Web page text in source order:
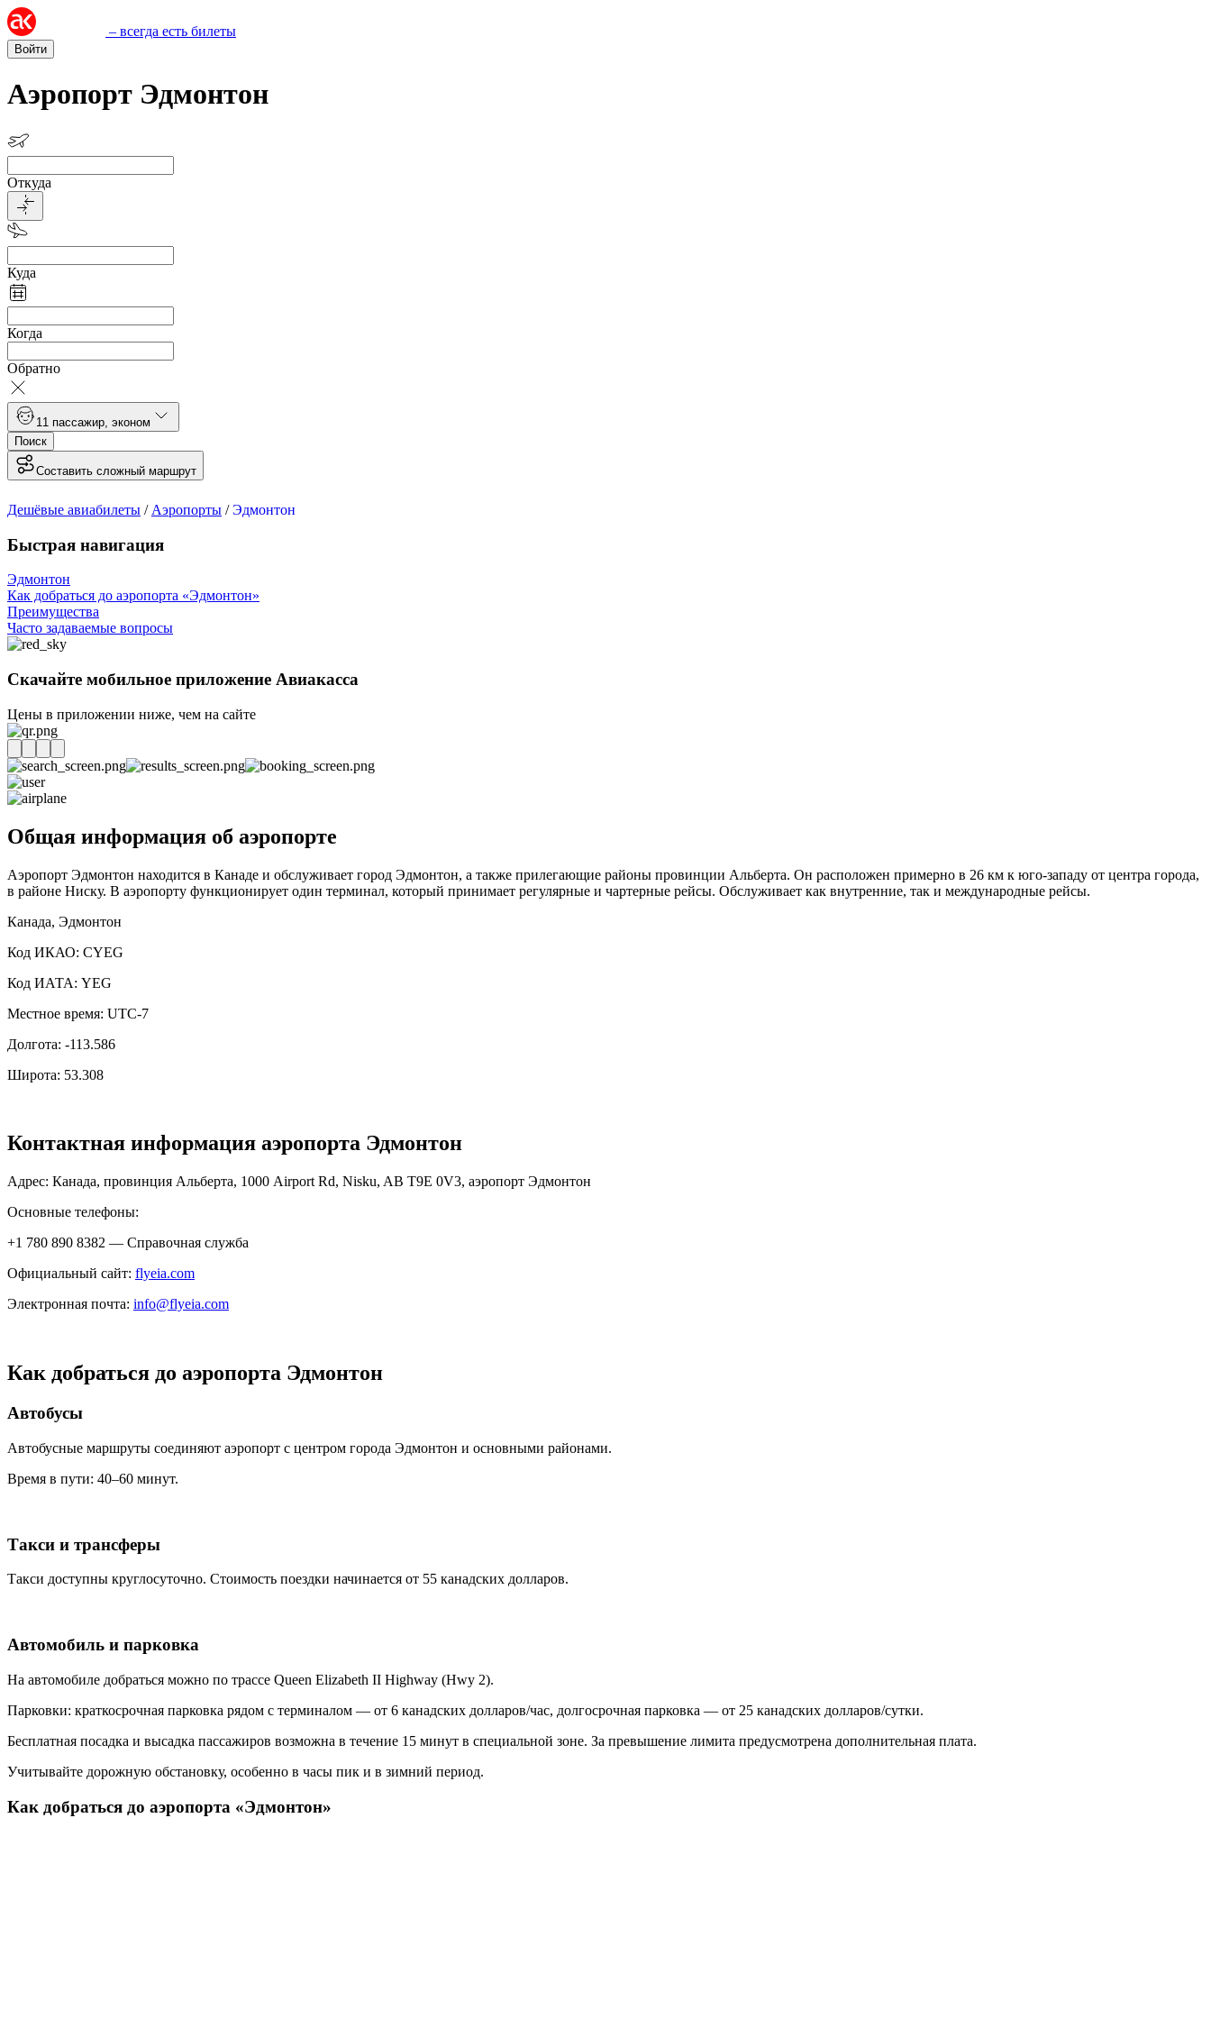
– всегда есть билеты
Войти
Аэропорт Эдмонтон
Откуда
Куда
Когда
Обратно
1 1 пассажир эконом
Поиск
Составить сложный маршрут
Дешёвые авиабилеты / Аэропорты /Эдмонтон
Быстрая навигация
Эдмонтон
Как добраться до аэропорта «Эдмонтон»
Преимущества
Часто задаваемые вопросы
Скачайте мобильное приложение Авиакасса
Цены в приложении ниже, чем на сайте
Общая информация об аэропорте
Аэропорт Эдмонтон находится в Канаде и обслуживает город Эдмонтон, а также прилегающие районы провинции Альберта. Он расположен примерно в 26 км к юго-западу от центра города,
в районе Ниску. В аэропорту функционирует один терминал, который принимает регулярные и чартерные рейсы. Обслуживает как внутренние, так и международные рейсы.
Канада, Эдмонтон
Код ИКАО: CYEG
Код ИАТА: YEG
Местное время: UTC-7
Долгота: -113.586
Широта: 53.308
Контактная информация аэропорта Эдмонтон
Адрес: Канада, провинция Альберта, 1000 Airport Rd, Nisku, AB T9E 0V3, аэропорт Эдмонтон
Основные телефоны:
+1 780 890 8382 — Справочная служба
Официальный сайт: flyeia.com
Электронная почта: info@flyeia.com
Как добраться до аэропорта Эдмонтон
Автобусы
Автобусные маршруты соединяют аэропорт с центром города Эдмонтон и основными районами.
Время в пути: 40–60 минут.
Такси и трансферы
Такси доступны круглосуточно. Стоимость поездки начинается от 55 канадских долларов.
Автомобиль и парковка
На автомобиле добраться можно по трассе Queen Elizabeth II Highway (Hwy 2).
Парковки: краткосрочная парковка рядом с терминалом — от 6 канадских долларов/час, долгосрочная парковка — от 25 канадских долларов/сутки.
Бесплатная посадка и высадка пассажиров возможна в течение 15 минут в специальной зоне. За превышение лимита предусмотрена дополнительная плата.
Учитывайте дорожную обстановку, особенно в часы пик и в зимний период.
Как добраться до аэропорта «Эдмонтон»